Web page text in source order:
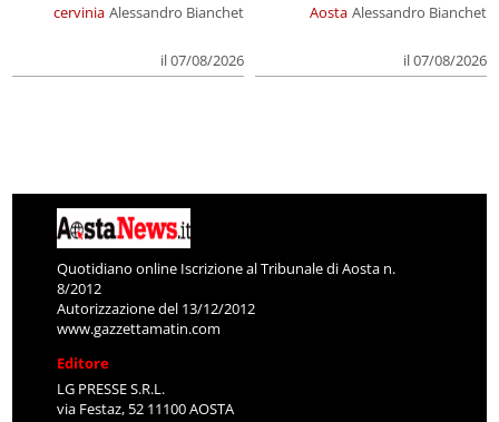
cervinia Alessandro Bianchet
il 07/08/2026
Aosta Alessandro Bianchet
il 07/08/2026
Quotidiano online Iscrizione al Tribunale di Aosta n.
8/2012
Autorizzazione del 13/12/2012
www.gazzettamatin.com
Editore
LG PRESSE S.R.L.
via Festaz, 52 11100 AOSTA